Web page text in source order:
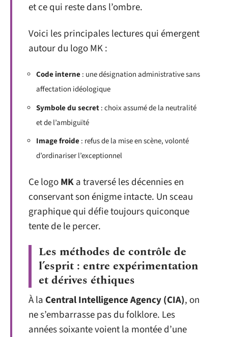
et ce qui reste dans l’ombre.
Voici les principales lectures qui émergent
autour du logo MK :
Code interne: une désignation administrative sans
affectation idéologique
Symbole du secret: choix assumé de la neutralité
et de l’ambiguïté
Image froide: refus de la mise en scène, volonté
d’ordinariser l’exceptionnel
Ce logoMKa traversé les décennies en
conservant son énigme intacte. Un sceau
graphique qui défie toujours quiconque
tente de le percer.
Les méthodes de contrôle de
l’esprit : entre expérimentation
et dérives éthiques
À la Central Intelligence Agency (CIA), on
ne s’embarrasse pas du folklore. Les
années soixante voient la montée d’une